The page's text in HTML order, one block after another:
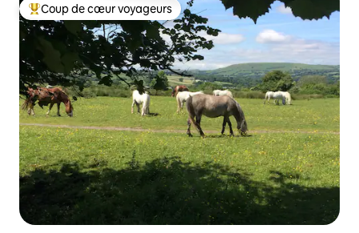
Coups de cœur voyageurs les plus appréciés
Coup de cœur voyageurs